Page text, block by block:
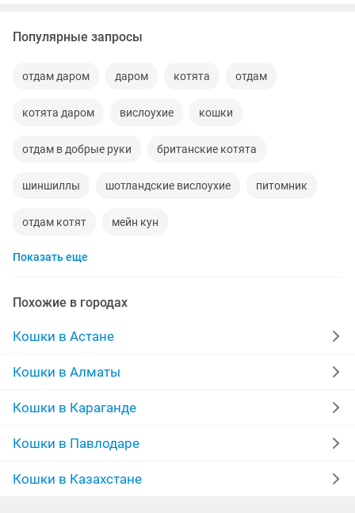
Популярные запросы
отдам даром даром котята отдам
котята даром вислоухие кошки
отдам в добрые руки британские котята
шиншиллы шотландские вислоухие питомник
отдам котят мейн кун
британские короткошерстные котята
бенгальские
3 месяца вислоухие котята
британская короткошерстная
золотая шиншилла
британские добрые руки
Показать еще
Похожие в городах
Кошки в Астане
Кошки в Алматы
Кошки в Караганде
Кошки в Павлодаре
Кошки в Казахстане